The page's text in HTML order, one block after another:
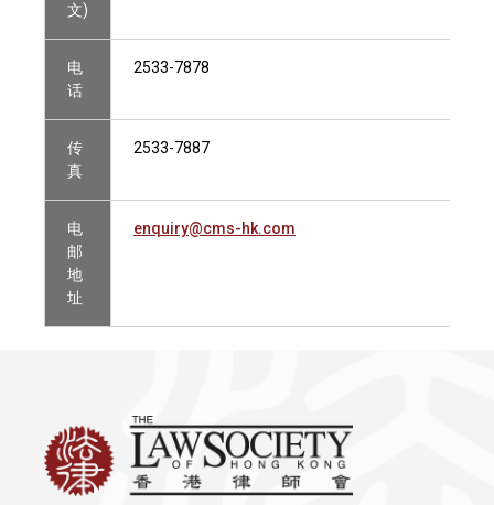
文)
电
话
2533-7878
传
真
2533-7887
电
邮
地
址
enquiry@cms-hk.com